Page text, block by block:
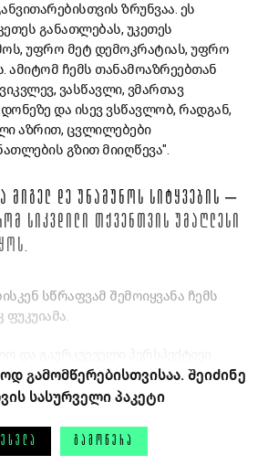
ზრუნვაა. ეს
განათლებას, უკეთეს
უფრო მეტ დემოკრატიას, უფრო
ამიტომ ჩემს თანამოაზრეებთან
ვასწავლი, ვმართავ
და ისევ ვსწავლობ, რადგან,
აზრით, ცვლილებები
გზით მიიღწევა".
ᲛᲘᲒᲔᲚ ᲓᲔ ᲣᲜᲐᲛᲣᲜᲝᲡ ᲡᲘᲢᲧᲕᲔᲑᲘᲡ ‒
ᲡᲘᲙᲕᲓᲘᲚᲘ ᲗᲥᲕᲔᲜᲗᲕᲘᲡ ᲣᲛᲐᲦᲚᲔᲡᲘ
სწრაფვამ შემოიყვანა ჩემს
გამომწერებისთვისაა. შეიძინე
სასურველი პაკეტი
ᲒᲐᲛᲝᲬᲔᲠᲐ